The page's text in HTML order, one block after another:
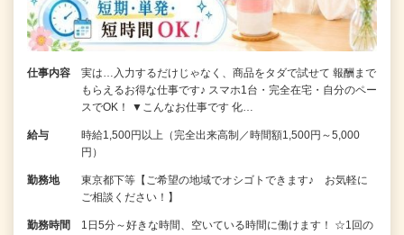
仕事内容
実は…入力するだけじゃなく、商品をタダで試せて 報酬まで
もらえるお得な仕事です♪ スマホ1台・完全在宅・自分のペー
スでOK！ ▼こんなお仕事です 化…
給与
時給1,500円以上（完全出来高制／時間額1,500円～5,000
円）
勤務地
東京都下等【ご希望の地域でオシゴトできます♪ お気軽に
ご相談ください！】
勤務時間
1日5分～好きな時間、空いている時間に働けます！ ☆1回の